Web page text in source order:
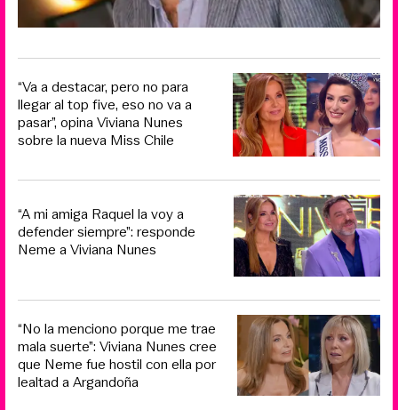
“Va a destacar, pero no para
llegar al top five, eso no va a
pasar”, opina Viviana Nunes
sobre la nueva Miss Chile
“A mi amiga Raquel la voy a
defender siempre”: responde
Neme a Viviana Nunes
“No la menciono porque me trae
mala suerte”: Viviana Nunes cree
que Neme fue hostil con ella por
lealtad a Argandoña